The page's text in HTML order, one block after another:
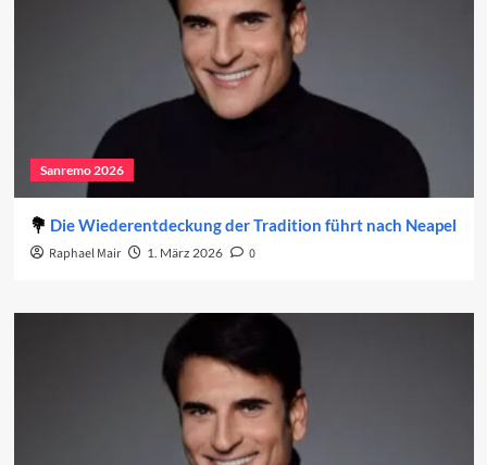
Sanremo 2026
Die Wiederentdeckung der Tradition führt nach Neapel
Raphael Mair 1. März 2026 0